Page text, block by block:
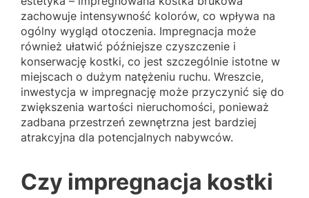
zachowuje intensywność kolorów, co wpływa na
ogólny wygląd otoczenia. Impregnacja może
również ułatwić późniejsze czyszczenie i
konserwację kostki, co jest szczególnie istotne w
miejscach o dużym natężeniu ruchu. Wreszcie,
inwestycja w impregnację może przyczynić się do
zwiększenia wartości nieruchomości, ponieważ
zadbana przestrzeń zewnętrzna jest bardziej
atrakcyjna dla potencjalnych nabywców.
Czy impregnacja kostki